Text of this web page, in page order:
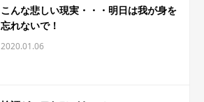
こんな悲しい現実・・・明日は我が身を
忘れないで！
2020.01.06